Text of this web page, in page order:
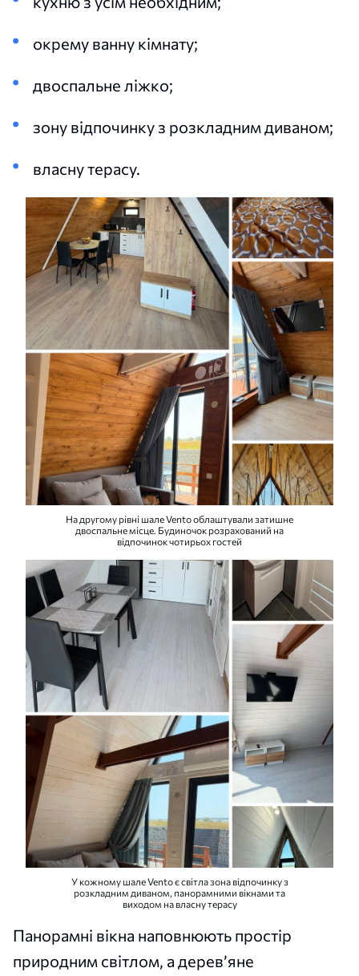
окрему ванну кімнату;
двоспальне ліжко;
зону відпочинку з розкладним диваном;
власну терасу.
На другому рівні шале Vento облаштували затишне
двоспальне місце. Будиночок розрахований на
відпочинок чотирьох гостей
У кожному шале Vento є світла зона відпочинку з
розкладним диваном, панорамними вікнами та
виходом на власну терасу
Панорамні вікна наповнюють простір
природним світлом, а дерев’яне